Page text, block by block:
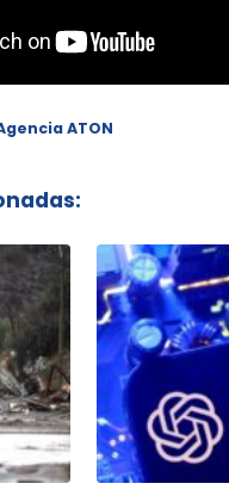
ATON